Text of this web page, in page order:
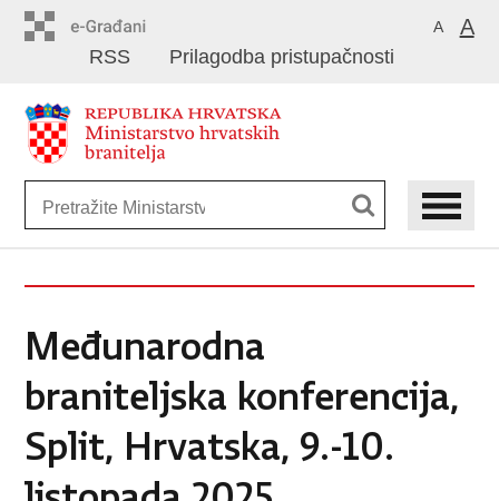
sadržaj
A A
Prilagodba pristupačnosti
RSS
Međunarodna
braniteljska konferencija,
Split, Hrvatska, 9.-10.
listopada 2025.